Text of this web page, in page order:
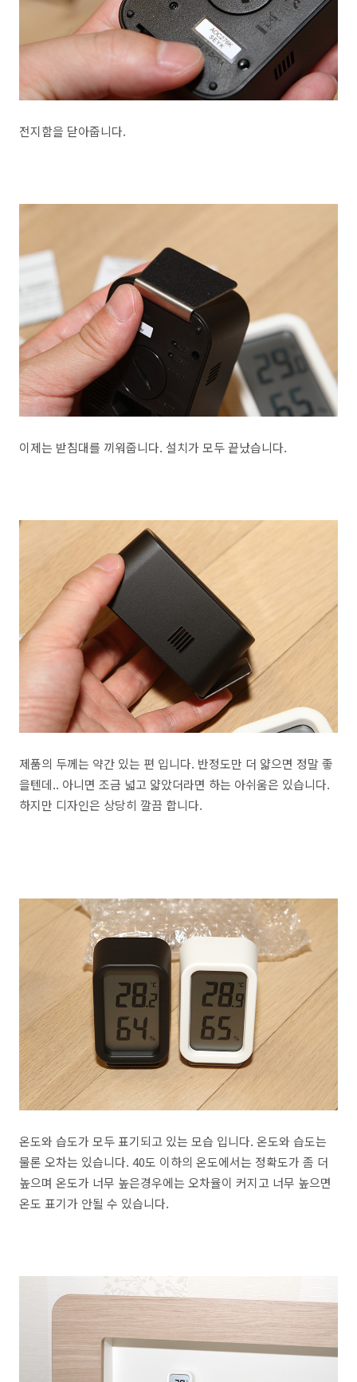
전지함을 닫아줍니다.
이제는 받침대를 끼워줍니다. 설치가 모두 끝났습니다.
제품의 두께는 약간 있는 편 입니다. 반정도만 더 얇으면 정말 좋
을텐데.. 아니면 조금 넓고 얇았더라면 하는 아쉬움은 있습니다.
하지만 디자인은 상당히 깔끔 합니다.
온도와 습도가 모두 표기되고 있는 모습 입니다. 온도와 습도는
물론 오차는 있습니다. 40도 이하의 온도에서는 정확도가 좀 더
높으며 온도가 너무 높은경우에는 오차율이 커지고 너무 높으면
온도 표기가 안될 수 있습니다.